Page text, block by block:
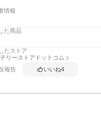
情報
た商品
たストア
リーストアドットコム
報告
いいね4